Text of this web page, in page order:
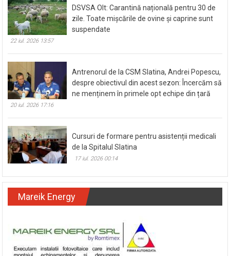
DSVSA Olt: Carantină națională pentru 30 de
zile. Toate mișcările de ovine și caprine sunt
suspendate
22 iul. 2026 13:57
Antrenorul de la CSM Slatina, Andrei Popescu,
despre obiectivul din acest sezon: Încercăm să
ne menținem în primele opt echipe din țară
20 iul. 2026 17:16
Cursuri de formare pentru asistenții medicali
de la Spitalul Slatina
17 iul. 2026 00:14
Mareik Energy